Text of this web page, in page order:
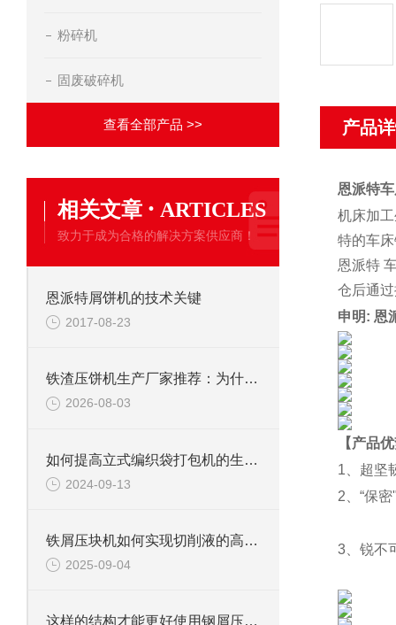
粉碎机
固废破碎机
查看全部产品 >>
相关文章 · ARTICLES
致力于成为合格的解决方案供应商！
恩派特屑饼机的技术关键
2017-08-23
铁渣压饼机生产厂家推荐：为什么恩派特成为众多企业的优选？
2026-08-03
如何提高立式编织袋打包机的生产效率？
2024-09-13
铁屑压块机如何实现切削液的高效回收？
2025-09-04
这样的结构才能更好使用钢屑压饼机
产品
恩派特
机床加
特的车
恩派特
仓后通
申明: 恩
【产品
1、超坚
2、“保
3、锐不